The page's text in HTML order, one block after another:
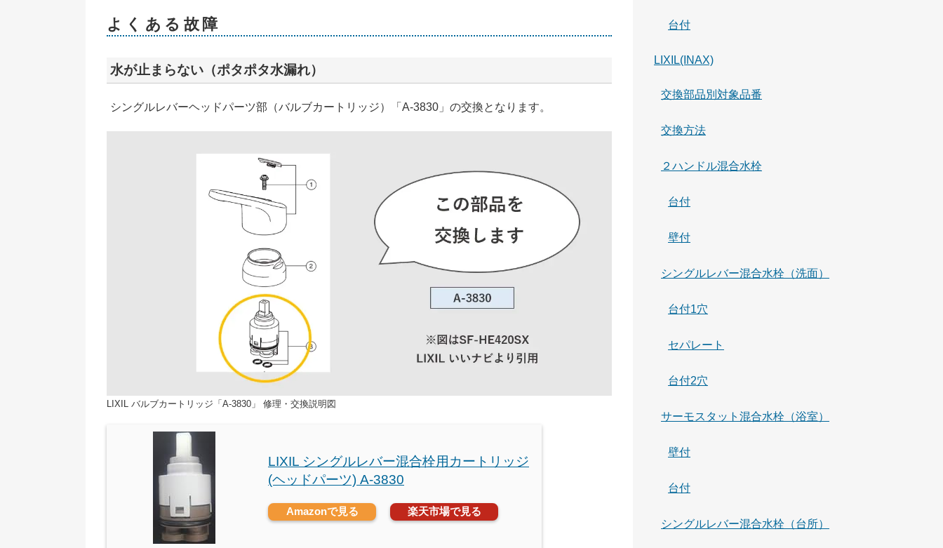
よくある故障
水が止まらない（ポタポタ水漏れ）
シングルレバーヘッドパーツ部（バルブカートリッジ）「A-3830」の交換となります。
LIXIL バルブカートリッジ「A-3830」 修理・交換説明図
LIXIL シングルレバー混合栓用カートリッジ
(ヘッドパーツ) A-3830
Amazonで見る 楽天市場で見る
台付
LIXIL(INAX)
交換部品別対象品番
交換方法
２ハンドル混合水栓
台付
壁付
シングルレバー混合水栓（洗面）
台付1穴
セパレート
台付2穴
サーモスタット混合水栓（浴室）
壁付
台付
シングルレバー混合水栓（台所）